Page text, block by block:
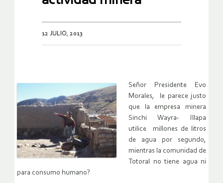
12 JULIO, 2013
Señor Presidente Evo
Morales, le parece justo
que la empresa minera
Sinchi Wayra- Illapa
utilice millones de litros
de agua por segundo,
mientras la comunidad de
Totoral no tiene agua ni
para consumo humano?